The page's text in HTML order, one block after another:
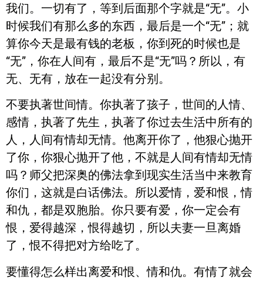
我们。一切有了，等到后面那个字就是“无”。小
时候我们有那么多的东西，最后是一个“无”；就
算你今天是最有钱的老板，你到死的时候也是
“无”，你在人间有，最后不是“无”吗？所以，有
无、无有，放在一起没有分别。
不要执著世间情。你执著了孩子，世间的人情、
感情，执著了先生，执著了你过去生活中所有的
人，人间有情却无情。他离开你了，他狠心抛开
了你，你狠心抛开了他，不就是人间有情却无情
吗？师父把深奥的佛法拿到现实生活当中来教育
你们，这就是白话佛法。所以爱情，爱和恨，情
和仇，都是双胞胎。你只要有爱，你一定会有
恨，爱得越深，恨得越切，所以夫妻一旦离婚
了，恨不得把对方给吃了。
要懂得怎么样出离爱和恨、情和仇。有情了就会